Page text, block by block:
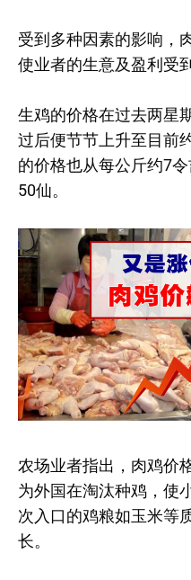
受到多种因素的影响，
使业者的生意及盈利受
生鸡的价格在过去两星
过后便节节上升至目前
的价格也从每公斤约7
50仙。
农场业者指出，肉鸡价
为外国在淘汰种鸡，使
次入口的鸡粮如玉米等
长。